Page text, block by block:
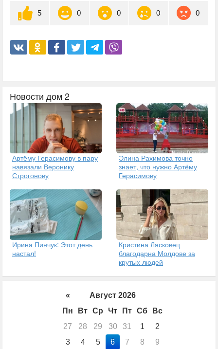
5 0 0 0 0
Новости дом 2
Артёму Герасимову в пару
навязали Веронику
Строгонову
Элина Рахимова точно
знает, что нужно Артёму
Герасимову
Ирина Пинчук: Этот день
настал!
Кристина Лясковец
благодарна Молдове за
крутых людей
«
Август 2026
Пн
Вт Ср Чт Пт Сб
Вс
27
28 29 30 31 1
2
3
4 5 6 7 8 9